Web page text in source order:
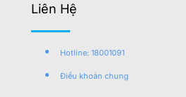
Liên Hệ
Hotline: 18001091
Điều khoản chung